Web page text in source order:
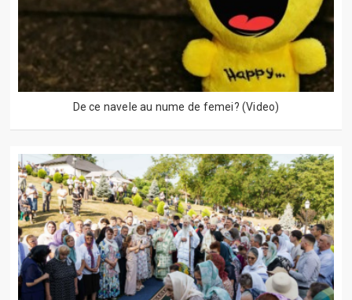
De ce navele au nume de femei? (Video)